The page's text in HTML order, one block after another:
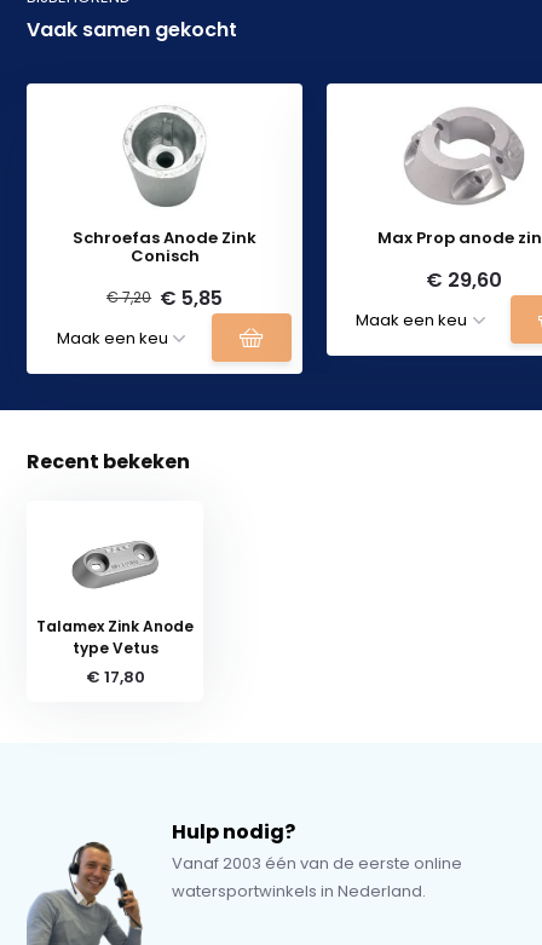
Vaak samen gekocht
Schroefas Anode Zink
Conisch
€ 7,20 € 5,85
Max Prop anode
€ 29,60
Recent bekeken
Talamex Zink Anode
type Vetus
€ 17,80
Hulp nodig?
Vanaf 2003 één van de eerste online
watersportwinkels in Nederland.